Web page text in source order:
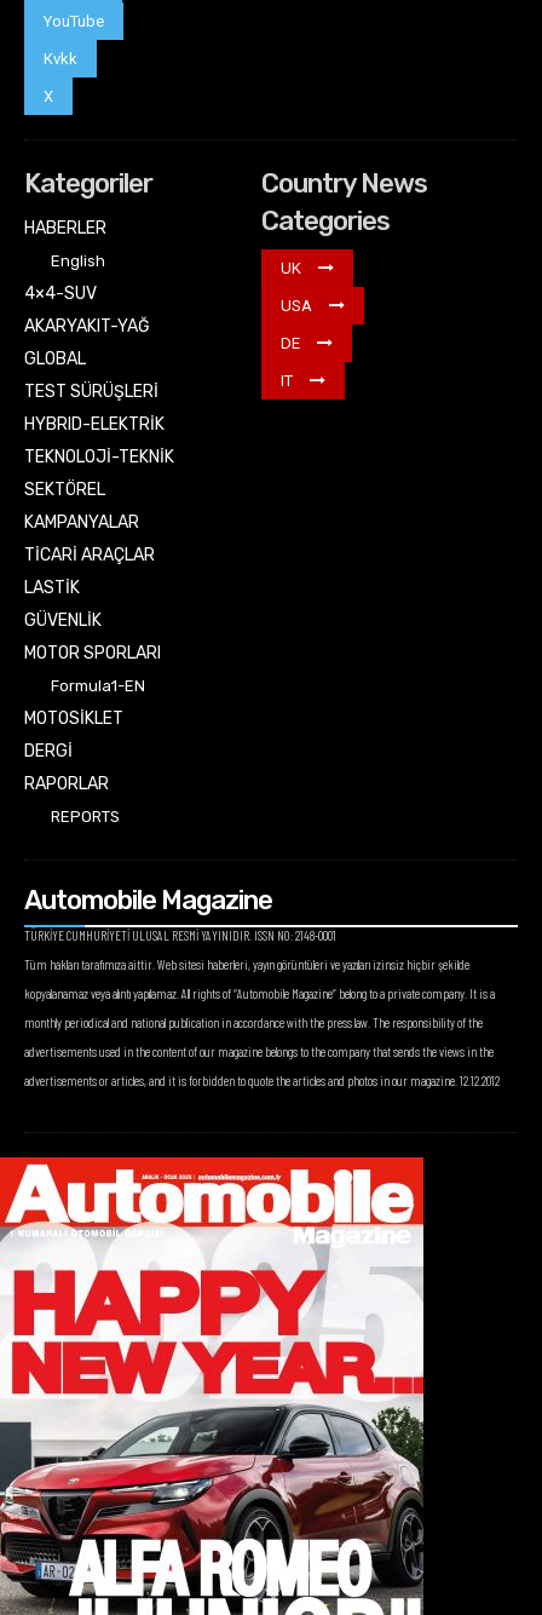
YouTube
Kvkk
X
Kategoriler
HABERLER
English
4×4-SUV
AKARYAKIT-YAĞ
GLOBAL
TEST SÜRÜŞLERİ
HYBRID-ELEKTRİK
TEKNOLOJİ-TEKNİK
SEKTÖREL
KAMPANYALAR
TİCARİ ARAÇLAR
LASTİK
GÜVENLİK
MOTOR SPORLARI
Formula1-EN
MOTOSİKLET
DERGİ
RAPORLAR
REPORTS
Country News
Categories
UK
USA
DE
IT
Automobile Magazine
TÜRKİYE CUMHURİYETİ ULUSAL RESMİ YAYINIDIR. ISSN NO: 2148-0001
Tüm hakları tarafımıza aittir. Web sitesi haberleri, yayın görüntüleri ve yazıları izinsiz hiçbir şekilde
kopyalanamaz veya alıntı yapılamaz. All rights of “Automobile Magazine” belong to a private company. It is a
monthly periodical and national publication in accordance with the press law. The responsibility of the
advertisements used in the content of our magazine belongs to the company that sends the views in the
advertisements or articles, and it is forbidden to quote the articles and photos in our magazine. 12.12.2012